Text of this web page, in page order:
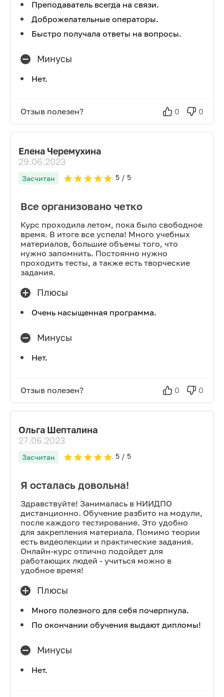
Преподаватель всегда на связи.
Доброжелательные операторы.
Быстро получала ответы на вопросы.
Минусы
Нет.
Отзыв полезен? 0 0
Елена Черемухина
29.06.2023
Засчитан 5/ 5
Все организовано четко
Курс проходила летом, пока было свободное
время. В итоге все успела! Много учебных
материалов, большие объемы того, что
нужно запомнить. Постоянно нужно
проходить тесты, а также есть творческие
задания.
Плюсы
Очень насыщенная программа.
Минусы
Нет.
Отзыв полезен? 0 0
Ольга Шепталина
27.06.2023
Засчитан 5/ 5
Я осталась довольна!
Здравствуйте! Занималась в НИИДПО
дистанционно. Обучение разбито на модули,
после каждого тестирование. Это удобно
для закрепления материала. Помимо теории
есть видеолекции и практические задания.
Онлайн-курс отлично подойдет для
работающих людей - учиться можно в
удобное время!
Плюсы
Много полезного для себя почерпнула.
По окончании обучения выдают дипломы!
Минусы
Нет.